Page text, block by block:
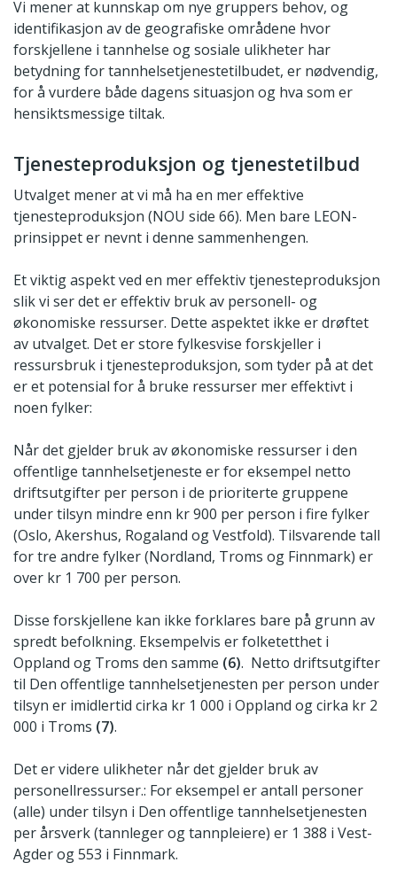
Vi mener at kunnskap om nye gruppers behov, og
identifikasjon av de geografiske områdene hvor
forskjellene i tannhelse og sosiale ulikheter har
betydning for tannhelsetjenestetilbudet, er nødvendig,
for å vurdere både dagens situasjon og hva som er
hensiktsmessige tiltak.
Tjenesteproduksjon og tjenestetilbud
Utvalget mener at vi må ha en mer effektive
tjenesteproduksjon (NOU side 66). Men bare LEON-
prinsippet er nevnt i denne sammenhengen.
Et viktig aspekt ved en mer effektiv tjenesteproduksjon
slik vi ser det er effektiv bruk av personell- og
økonomiske ressurser. Dette aspektet ikke er drøftet
av utvalget. Det er store fylkesvise forskjeller i
ressursbruk i tjenesteproduksjon, som tyder på at det
er et potensial for å bruke ressurser mer effektivt i
noen fylker:
Når det gjelder bruk av økonomiske ressurser i den
offentlige tannhelsetjeneste er for eksempel netto
driftsutgifter per person i de prioriterte gruppene
under tilsyn mindre enn kr 900 per person i fire fylker
(Oslo, Akershus, Rogaland og Vestfold). Tilsvarende tall
for tre andre fylker (Nordland, Troms og Finnmark) er
over kr 1 700 per person.
Disse forskjellene kan ikke forklares bare på grunn av
spredt befolkning. Eksempelvis er folketetthet i
Oppland og Troms den samme (6). Netto driftsutgifter
til Den offentlige tannhelsetjenesten per person under
tilsyn er imidlertid cirka kr 1 000 i Oppland og cirka kr 2
000 i Troms (7).
Det er videre ulikheter når det gjelder bruk av
personellressurser.: For eksempel er antall personer
(alle) under tilsyn i Den offentlige tannhelsetjenesten
per årsverk (tannleger og tannpleiere) er 1 388 i Vest-
Agder og 553 i Finnmark.